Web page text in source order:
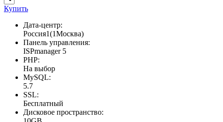
Купить
Дата-центр:
Россия1(1Москва)
Панель управления:
ISPmanager 5
PHP:
На выбор
MySQL:
5.7
SSL:
Бесплатный
Дисковое пространство: